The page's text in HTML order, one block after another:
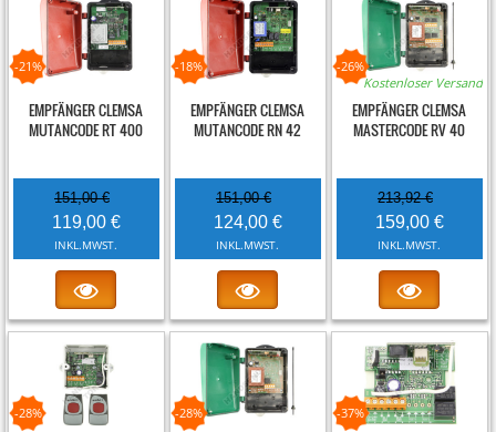
-21%
EMPFÄNGER CLEMSA
MUTANCODE RT 400
151,00 €
119,00 €
INKL.MWST.
-18%
EMPFÄNGER CLEMSA
MUTANCODE RN 42
151,00 €
124,00 €
INKL.MWST.
Kostenloser Versand
-26%
EMPFÄNGER CLEMSA
MASTERCODE RV 40
213,92 €
159,00 €
INKL.MWST.
-28% -28% -37%